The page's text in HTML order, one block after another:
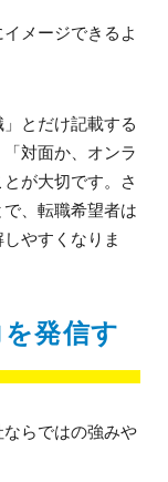
メージできるよ
とだけ記載する
対面か、オンラ
が大切です。さ
、転職希望者は
やすくなりま
発信す
らではの強みや